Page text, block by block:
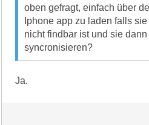
oben gefragt, einfach über
Iphone app zu laden falls
nicht findbar ist und sie
syncronisieren?
Ja.